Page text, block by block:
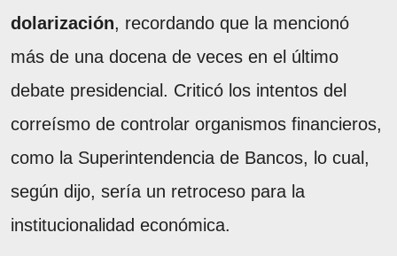
dolarización, recordando que la mencionó
más de una docena de veces en el último
debate presidencial. Criticó los intentos del
correísmo de controlar organismos financieros,
como la Superintendencia de Bancos, lo cual,
según dijo, sería un retroceso para la
institucionalidad económica.